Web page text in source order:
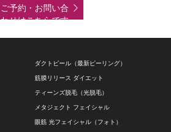
ご予約・お問い合
わせはこちらです
ダクトピール（最新ピーリング）
筋膜リリース ダイエット
ティーンズ脱毛（光脱毛）
メタジェクト フェイシャル
眼筋 光フェイシャル（フォト）